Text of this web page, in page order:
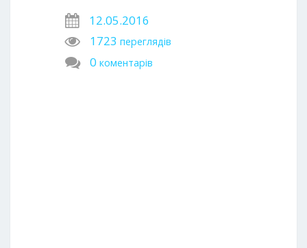
12.05.2016
1723 переглядів
0 коментарів